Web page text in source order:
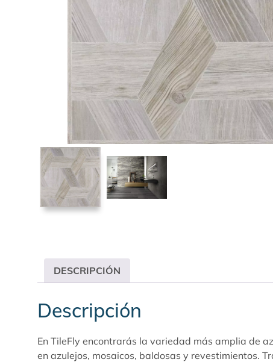
DESCRIPCIÓN
Descripción
En TileFly encontrarás la variedad más amplia de
en azulejos, mosaicos, baldosas y revestimientos.